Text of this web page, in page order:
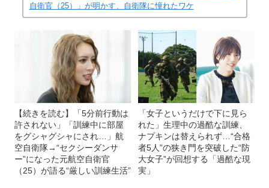
自衛官（25）」が明かす、自衛隊に憧れたワケ
【続きを読む】「5分前行動は
許されない」「訓練中に部屋
をグシャグシャにされ…」航
空自衛隊→“セクシーダンサ
ー”になった元航空自衛官
（25）が語る“厳しい訓練生活”
「女子というだけで下に見ら
れた」生理中の過酷な訓練、
ナプキンは替えられず…“合格
者5人”の狭き門を突破した“防
大女子”が回想する「過酷な現
実」